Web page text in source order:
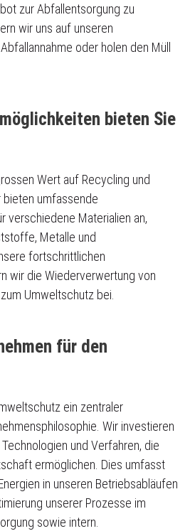
zur Abfallentsorgung zu
wir uns auf unseren
oder holen den Müll
bieten Sie
Wert auf Recycling und
bieten umfassende
verschiedene Materialien an,
Metalle und
fortschrittlichen
wir die Wiederverwertung von
Umweltschutz bei.
für den
ein zentraler
Wir investieren
und Verfahren, die
ermöglichen. Dies umfasst
in unseren Betriebsabläufen
unserer Prozesse im
sowie intern.